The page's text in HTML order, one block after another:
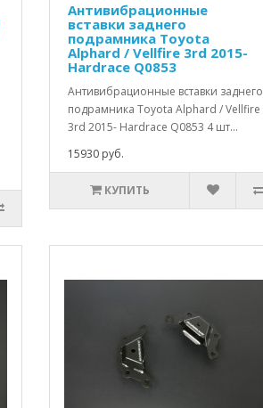
Антивибрационные
вставки заднего
подрамника Toyota
Alphard / Vellfire 3rd 2015-
Hardrace Q0853
Антивибрационные вставки заднего
подрамника Toyota Alphard / Vellfire
3rd 2015- Hardrace Q0853 4 шт...
15930 руб.
КУПИТЬ